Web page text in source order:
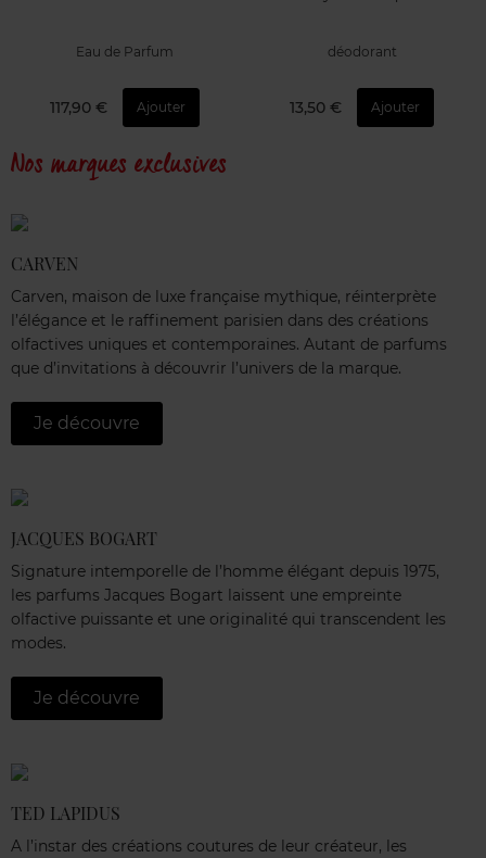
Eau de Parfum
117,90 € Ajouter
déodorant
13,50 € Ajouter
Nos marques exclusives
CARVEN
Carven, maison de luxe française mythique, réinterprète
l’élégance et le raffinement parisien dans des créations
olfactives uniques et contemporaines. Autant de parfums
que d’invitations à découvrir l’univers de la marque.
Je découvre
JACQUES BOGART
Signature intemporelle de l’homme élégant depuis 1975,
les parfums Jacques Bogart laissent une empreinte
olfactive puissante et une originalité qui transcendent les
modes.
Je découvre
TED LAPIDUS
A l’instar des créations coutures de leur créateur, les